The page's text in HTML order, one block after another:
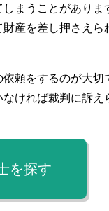
まうことがありま
産を差し押さえら
頼をするのが大切
ければ裁判に訴え
を探す